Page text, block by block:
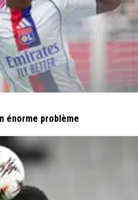
énorme problème